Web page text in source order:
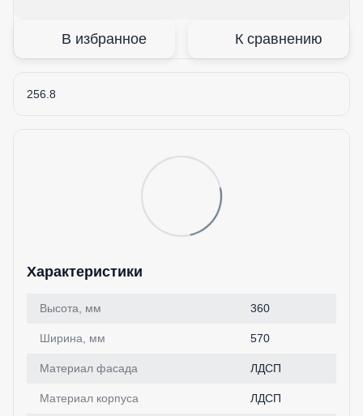
В избранное К сравнению
256.8
Характеристики
Высота, мм 360
Ширина, мм 570
Материал фасада ЛДСП
Материал корпуса ЛДСП